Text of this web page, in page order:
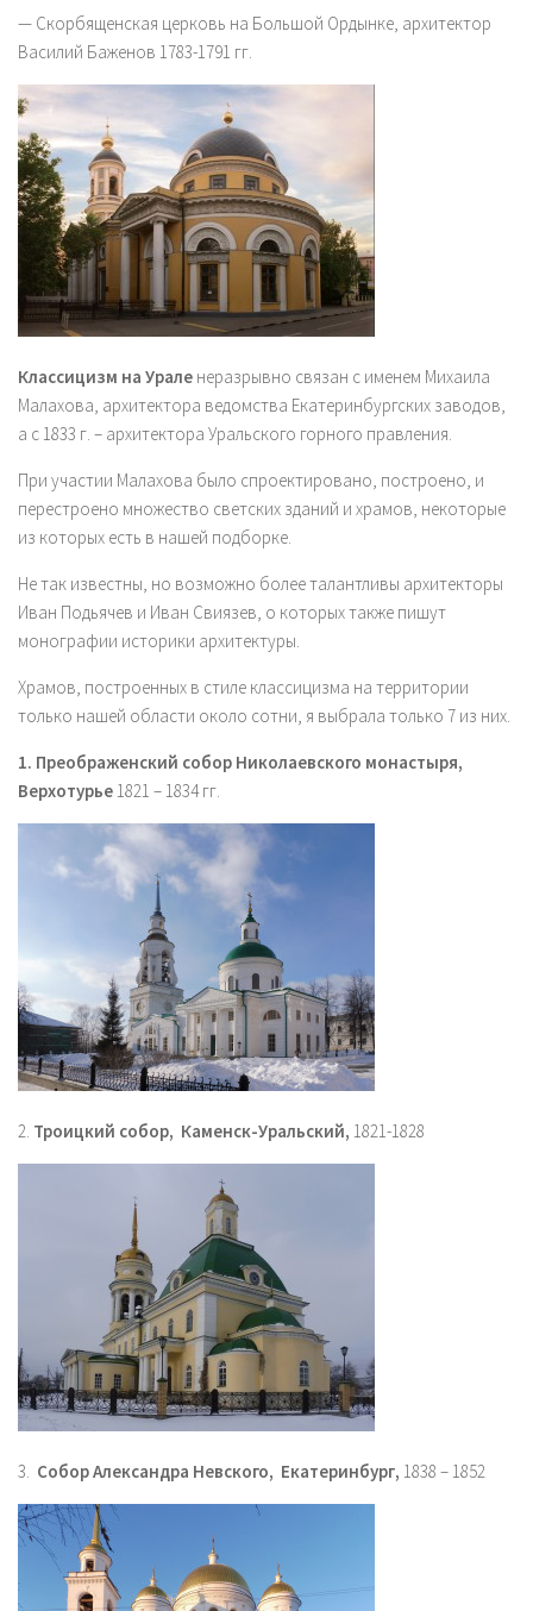
— Скорбященская церковь на Большой Ордынке, архитектор
Василий Баженов 1783-1791 гг.
Классицизм на Урале неразрывно связан с именем Михаила
Малахова, архитектора ведомства Екатеринбургских заводов,
а с 1833 г. – архитектора Уральского горного правления.
При участии Малахова было спроектировано, построено, и
перестроено множество светских зданий и храмов, некоторые
из которых есть в нашей подборке.
Не так известны, но возможно более талантливы архитекторы
Иван Подьячев и Иван Свиязев, о которых также пишут
монографии историки архитектуры.
Храмов, построенных в стиле классицизма на территории
только нашей области около сотни, я выбрала только 7 из них.
1. Преображенский собор Николаевского монастыря,
Верхотурье 1821 – 1834 гг.
2. Троицкий собор, Каменск-Уральский, 1821-1828
3. Собор Александра Невского, Екатеринбург, 1838 – 1852